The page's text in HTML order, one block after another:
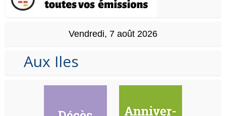
Vendredi, 7 août 2026
Aux Iles